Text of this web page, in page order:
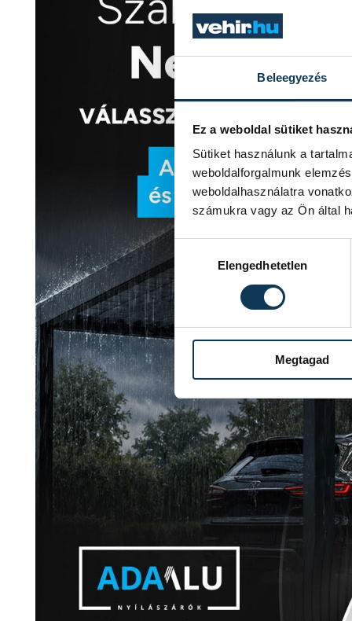
Beleegyezés
Ez a weboldal sütiket
Sütiket használunk a
weboldalforgalmunk
weboldalhasználatra
számukra vagy az Ön által
Elengedhetetlen
Megtagad